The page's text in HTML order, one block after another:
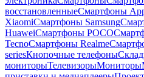
восстановленныеСмартфоны
XiaomiСмартфоны Samsung
HuaweiСмартфоны POCO
TecnoСмартфоны Realme
seriesКнопочные телефоны
мониторыТелевизорыМониторы